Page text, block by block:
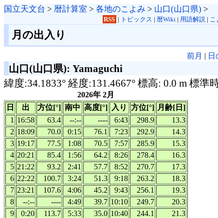
国立天文台 > 暦計算室 > 各地のこよみ > 山口(山口県) >
RSS | トピックス | 暦Wiki| 用語解説| こ
月の出入り
前月 |
山口(山口県): Yamaguchi
緯度:34.1833° 経度:131.4667° 標高: 0.0 m 標準
2026年 2月
日
出 方位[°] 南中 高度[°] 入り 方位[°] 月齢[日]
1 16:58 63.4 --:-- ---- 6:43 298.9
13.3
2 18:09 70.0 0:15 76.1 7:23 292.9
14.3
3 19:17 77.5 1:08 70.5 7:57 285.9
15.3
4 20:21 85.4 1:56 64.2 8:26 278.4
16.3
5 21:22 93.2 2:41 57.7 8:52 270.7
17.3
6 22:22 100.7 3:24 51.3 9:18 263.2
18.3
7 23:21 107.6 4:06 45.2 9:43 256.1
19.3
8
--:-- ---- 4:49 39.7 10:10 249.7
20.3
9
0:20 113.7 5:33 35.0 10:40 244.1
21.3